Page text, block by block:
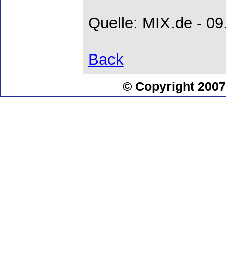
Quelle: MIX.de -
Back
© Copyright